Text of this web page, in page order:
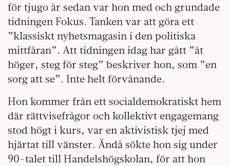
för tjugo år sedan var hon med och grundade
tidningen Fokus. Tanken var att göra ett
”klassiskt nyhetsmagasin i den politiska
mittfåran”. Att tidningen idag har gått ”åt
höger, steg för steg” beskriver hon, som ”en
sorg att se”. Inte helt förvånande.
Hon kommer från ett socialdemokratiskt hem
där rättvisefrågor och kollektivt engagemang
stod högt i kurs, var en aktivistisk tjej med
hjärtat till vänster. Ändå sökte hon sig under
90-talet till Handelshögskolan, för att hon